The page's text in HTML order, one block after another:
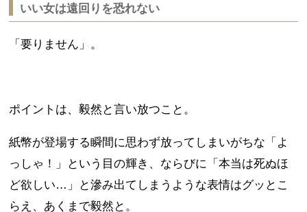
いい女は遠回りを恐れない
「要りません」。
ポイントは、毅然と言い放つこと。
紙幣が登場する瞬間に思わず放ってしまいがちな「よ
っしゃ！」という目の輝き、ならびに「本当は死ぬほ
ど欲しい…」と滲み出てしまうような表情はグッとこ
らえ、あくまで毅然と。